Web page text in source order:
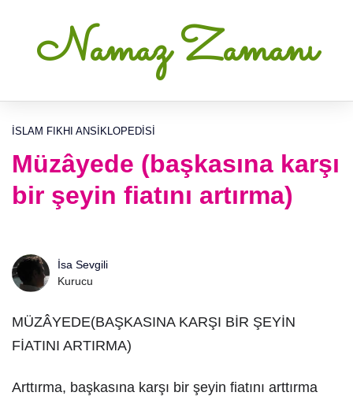
Namaz Zamanı
İSLAM FIKHI ANSIKLOPEDISI
Müzâyede (başkasına karşı
bir şeyin fiatını artırma)
İsa Sevgili
Kurucu
MÜZÂYEDE(BAŞKASINA KARŞI BİR ŞEYİN
FİATINI ARTIRMA)
Arttırma, başkasına karşı bir şeyin fiatını arttırma